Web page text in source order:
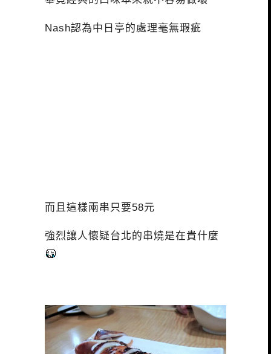
Nash認為中日亭的處理毫無瑕疵
而且這樣兩串只要58元
強烈讓人懷疑台北的串燒是在貴什麼